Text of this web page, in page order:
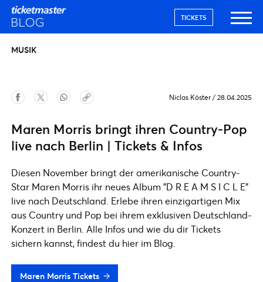
TICKETS
MUSIK
Niclas Köster / 28.04.2025
Maren Morris bringt ihren Country-Pop
live nach Berlin | Tickets & Infos
Diesen November bringt der amerikanische Country-
Star Maren Morris ihr neues Album "D R E A M S I C L E"
live nach Deutschland. Erlebe ihren einzigartigen Mix
aus Country und Pop bei ihrem exklusiven Deutschland-
Konzert in Berlin. Alle Infos und wie du dir Tickets
sichern kannst, findest du hier im Blog.
Maren Morris Tickets